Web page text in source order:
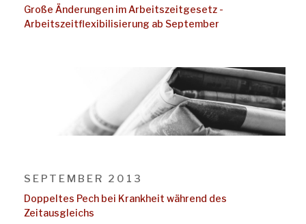
Große Änderungen im Arbeitszeitgesetz -
Arbeitszeitflexibilisierung ab September
SEPTEMBER 2013
Doppeltes Pech bei Krankheit während des
Zeitausgleichs